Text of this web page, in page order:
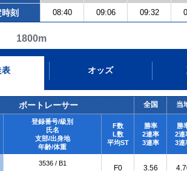
時刻 08:40 09:06 09:32
表 オッズ
ボートレーサー 全国 当
登録番号/級別
氏名
支部/出身地
年齢/体重
F数
L数
平均ST
勝率
2連率
3連率
勝
2連
3連
3536 / B1
F0
3.56